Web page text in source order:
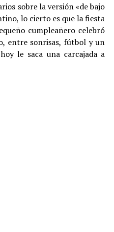
sobre la versión «de bajo
lo cierto es que la fiesta
cumpleañero celebró
entre sonrisas, fútbol y un
le saca una carcajada a